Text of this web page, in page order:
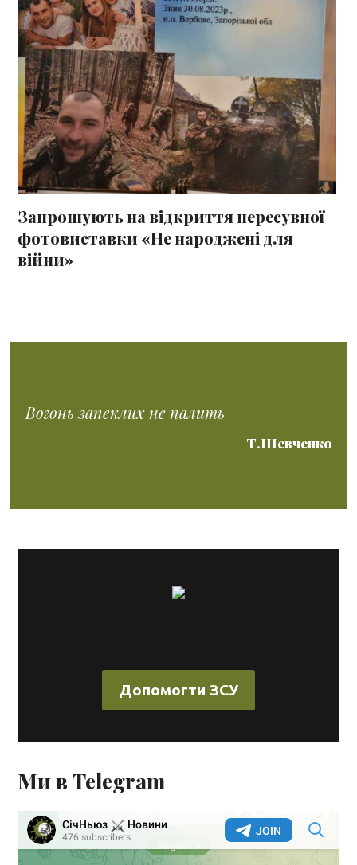
Запрошують на відкриття пересувної
фотовиставки «Не народжені для
війни»
Вогонь запеклих не палить
Т.Шевченко
Допомогти ЗСУ
Ми в Telegram